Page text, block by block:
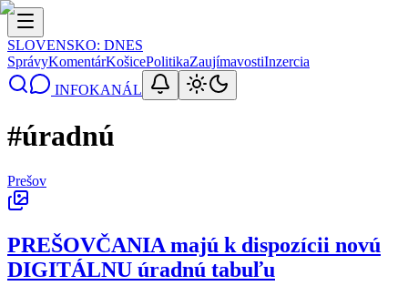
SLOVENSKO: DNES
SprávyKomentárKošicePolitikaZaujímavostiInzercia
INFOKANÁL
#úradnú
Prešov
PREŠOVČANIA majú k dispozícii novú
DIGITÁLNU úradnú tabuľu